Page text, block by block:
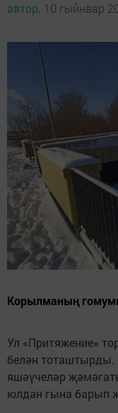
автор, 10 гыйнвар
Корылманың
Ул «Притяжение»
белән тоташтырды.
яшәүчеләр
юлдан гына барып